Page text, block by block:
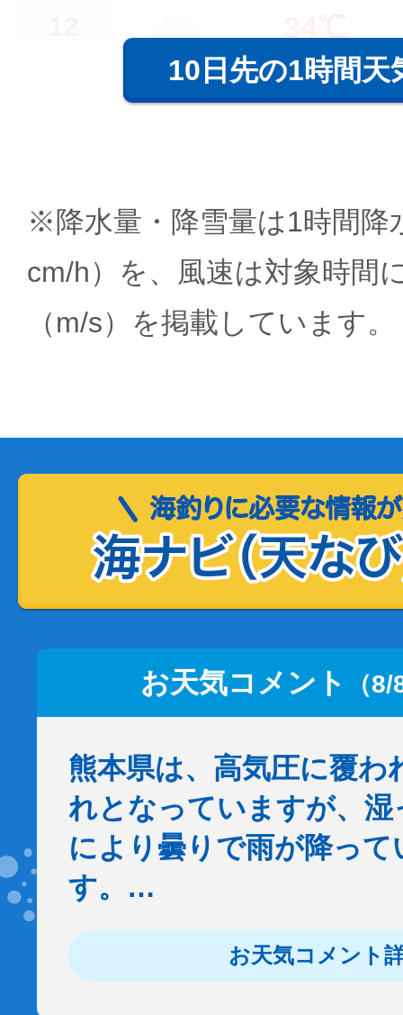
10日先の1時間天
※降水量・降雪量は1時間降
cm/h）を、風速は対象時間
（m/s）を掲載しています。
お天気コメント （
熊本県は、高気圧に覆わ
れとなっていますが、湿
により曇りで雨が降っ
す。…
お天気コメント